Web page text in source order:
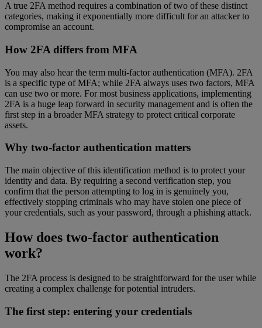
A true 2FA method requires a combination of two of these distinct
categories, making it exponentially more difficult for an attacker to
compromise an account.
How 2FA differs from MFA
You may also hear the term multi-factor authentication (MFA). 2FA
is a specific type of MFA; while 2FA always uses two factors, MFA
can use two or more. For most business applications, implementing
2FA is a huge leap forward in security management and is often the
first step in a broader MFA strategy to protect critical corporate
assets.
Why two-factor authentication matters
The main objective of this identification method is to protect your
identity and data. By requiring a second verification step, you
confirm that the person attempting to log in is genuinely you,
effectively stopping criminals who may have stolen one piece of
your credentials, such as your password, through a phishing attack.
How does two-factor authentication
work?
The 2FA process is designed to be straightforward for the user while
creating a complex challenge for potential intruders.
The first step: entering your credentials